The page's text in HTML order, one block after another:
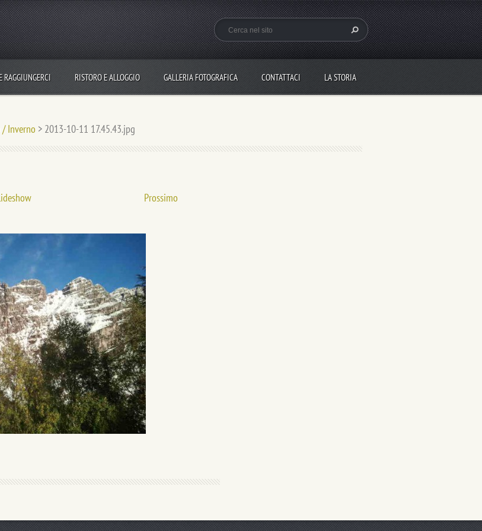
RAGGIUNGERCI RISTORO E ALLOGGIO GALLERIA FOTOGRAFICA CONTATTACI LA STORIA
Inverno > 2013-10-11 17.45.43.jpg
Prossimo